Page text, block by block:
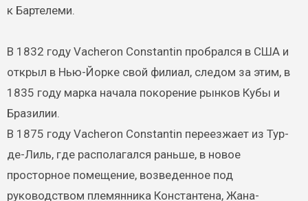
к Бартелеми.
В 1832 году Vacheron Constantin пробрался в США и
открыл в Нью-Йорке свой филиал, следом за этим, в
1835 году марка начала покорение рынков Кубы и
Бразилии.
В 1875 году Vacheron Constantin переезжает из Тур-
де-Лиль, где располагался раньше, в новое
просторное помещение, возведенное под
руководством племянника Константена, Жана-